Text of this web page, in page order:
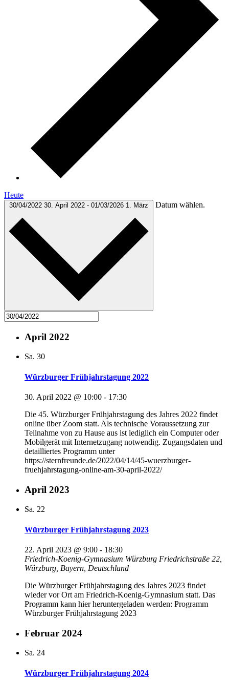
Heute
30/04/2022 30. April 2022 - 01/03/2026 1. März Datum wählen.
April 2022
Sa. 30
Würzburger Frühjahrstagung 2022
30. April 2022 @ 10:00 - 17:30
Die 45. Würzburger Frühjahrstagung des Jahres 2022 findet
online über Zoom statt. Als technische Voraussetzung zur
Teilnahme von zu Hause aus ist lediglich ein Computer oder
Mobilgerät mit Internetzugang notwendig. Zugangsdaten und
detailliertes Programm unter
https://sternfreunde.de/2022/04/14/45-wuerzburger-
fruehjahrstagung-online-am-30-april-2022/
April 2023
Sa. 22
Würzburger Frühjahrstagung 2023
22. April 2023 @ 9:00 - 18:30
Friedrich-Koenig-Gymnasium Würzburg Friedrichstraße 22,
Würzburg, Bayern, Deutschland
Die Würzburger Frühjahrstagung des Jahres 2023 findet
wieder vor Ort am Friedrich-Koenig-Gymnasium statt. Das
Programm kann hier heruntergeladen werden: Programm
Würzburger Frühjahrstagung 2023
Februar 2024
Sa. 24
Würzburger Frühjahrstagung 2024